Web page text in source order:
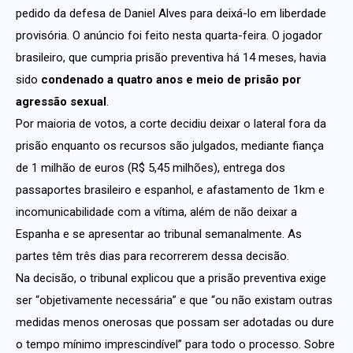
pedido da defesa de Daniel Alves para deixá-lo em liberdade
provisória. O anúncio foi feito nesta quarta-feira. O jogador
brasileiro, que cumpria prisão preventiva há 14 meses, havia
sido condenado a quatro anos e meio de prisão por
agressão sexual.
Por maioria de votos, a corte decidiu deixar o lateral fora da
prisão enquanto os recursos são julgados, mediante fiança
de 1 milhão de euros (R$ 5,45 milhões), entrega dos
passaportes brasileiro e espanhol, e afastamento de 1km e
incomunicabilidade com a vítima, além de não deixar a
Espanha e se apresentar ao tribunal semanalmente. As
partes têm três dias para recorrerem dessa decisão.
Na decisão, o tribunal explicou que a prisão preventiva exige
ser “objetivamente necessária” e que “ou não existam outras
medidas menos onerosas que possam ser adotadas ou dure
o tempo mínimo imprescindível” para todo o processo. Sobre